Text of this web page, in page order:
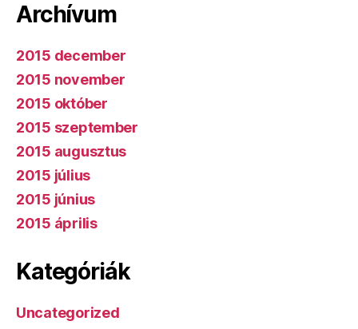
Archívum
2015 december
2015 november
2015 október
2015 szeptember
2015 augusztus
2015 július
2015 június
2015 április
Kategóriák
Uncategorized